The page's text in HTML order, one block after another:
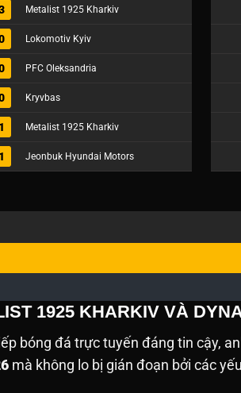
Metalist 1925 Kharkiv
Lokomotiv Kyiv
PFC Oleksandria
Kryvbas
Metalist 1925 Kharkiv
Jeonbuk Hyundai Motors
1925 KHARKIV VÀ
bóng đá trực tuyến đáng tin cậy,
mà không lo bị gián đoạn bởi các